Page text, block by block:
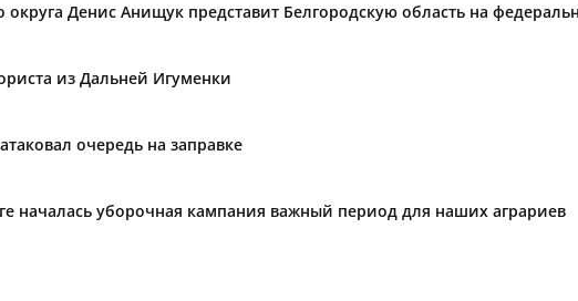
округа Денис Анищук представит Белгородскую область на
из Дальней Игуменки
очередь на заправке
началась уборочная кампания важный период для наших аграриев